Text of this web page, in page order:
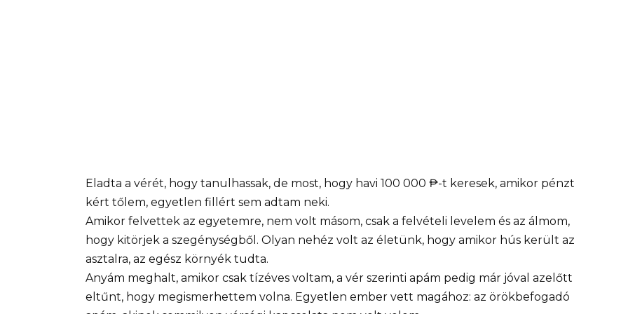
Eladta a vérét, hogy tanulhassak, de most, hogy havi 100 000 ₱-t keresek, amikor pénzt
kért tőlem, egyetlen fillért sem adtam neki.
Amikor felvettek az egyetemre, nem volt másom, csak a felvételi levelem és az álmom,
hogy kitörjek a szegénységből. Olyan nehéz volt az életünk, hogy amikor hús került az
asztalra, az egész környék tudta.
Anyám meghalt, amikor csak tízéves voltam, a vér szerinti apám pedig már jóval azelőtt
eltűnt, hogy megismerhettem volna. Egyetlen ember vett magához: az örökbefogadó